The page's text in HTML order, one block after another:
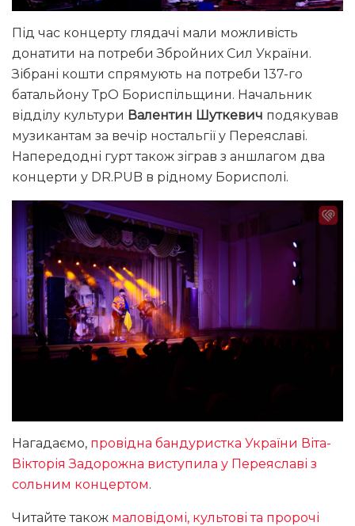
Під час концерту глядачі мали можливість
донатити на потреби Збройних Сил України.
Зібрані кошти спрямують на потреби 137-го
батальйону ТрО Бориспільщини. Начальник
відділу культури Валентин Шуткевич подякував
музикантам за вечір ностальгії у Переяславі.
Напередодні гурт також зіграв з аншлагом два
концерти у DR.PUB в рідному Борисполі.
Нагадаємо, провідна бандуристка України Віта-
Вікторія Задорожна виступила у Переяславі з
сольним концертом.
Читайте також маловідомі, культові та пророчі